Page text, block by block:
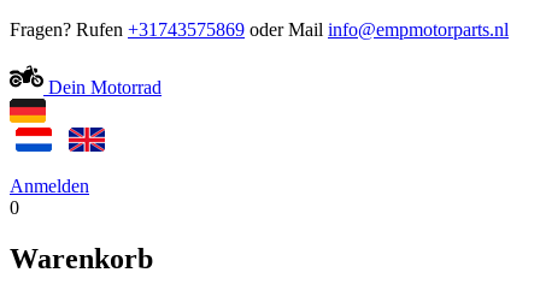
Fragen? Rufen +31743575869 oder Mail
Dein Motorrad
Anmelden
0
Warenkorb